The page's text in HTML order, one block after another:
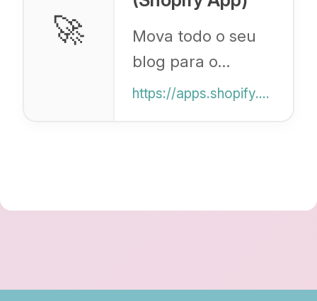
🚀
Mova todo o seu
blog para o
Shopify
redirecionamentos
o WordPress.
https://apps.shopify.com/blog-importer